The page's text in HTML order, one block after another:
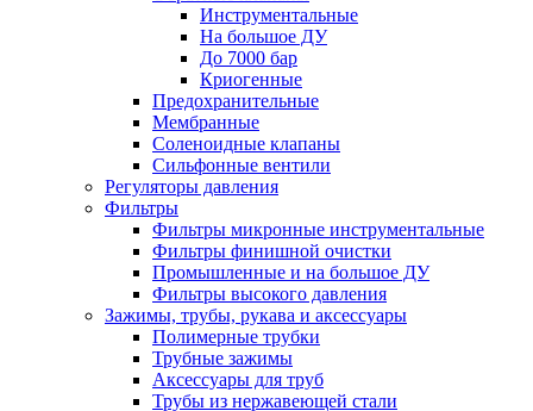
Инструментальные
На большое ДУ
До 7000 бар
Криогенные
Предохранительные
Мембранные
Соленоидные клапаны
Сильфонные вентили
Регуляторы давления
Фильтры
Фильтры микронные инструментальные
Фильтры финишной очистки
Промышленные и на большое ДУ
Фильтры высокого давления
Зажимы, трубы, рукава и аксессуары
Полимерные трубки
Трубные зажимы
Аксессуары для труб
Трубы из нержавеющей стали